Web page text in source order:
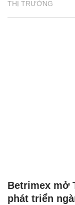
THỊ TRƯỜNG
Betrimex mở
phát triển